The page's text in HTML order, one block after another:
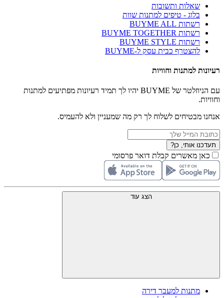
שאלות ותשובות
בלוג - טיפים למתנות שוות
רשתות BUYME ALL
רשתות BUYME TOGETHER
רשתות BUYME STYLE
להצטרף כבית עסק ל-BUYME
רעיונות למתנות וחוויות
עם הניוזלטר של BUYME יהיו לך תמיד רעיונות מפתיעים למתנות
וחוויות.
אנחנו מבטיחים לשלוח לך רק מה שמעניין ולא להעמיס.
תעדכנו אותי, כן?
כאן מאשרים קבלת דואר פרסומי
הצג עוד
מתנות למעבר דירה